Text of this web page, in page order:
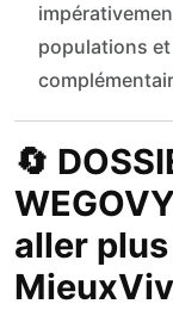
populations et
🔄
aller